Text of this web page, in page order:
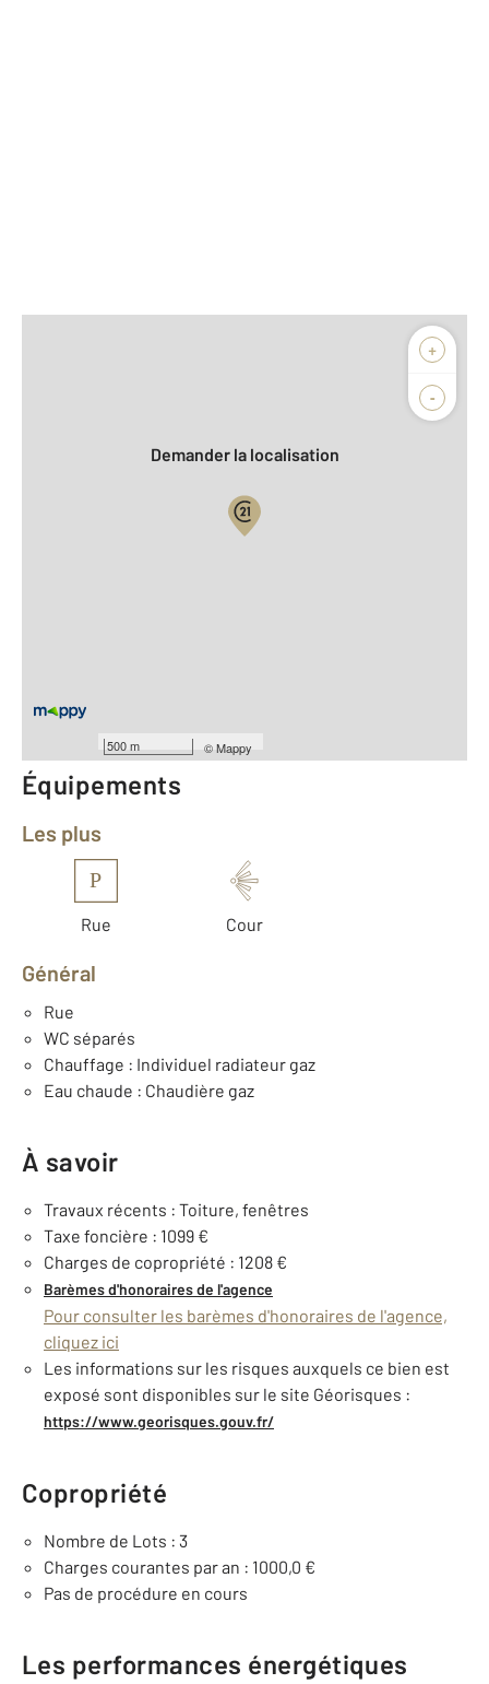
+
-
500 m ©Mappy
Biens vendus
Demander la localisation
Année construction : 1940
Équipements
Les plus
P
Rue Cour
Général
Rue
WC séparés
Chauffage : Individuel radiateur gaz
Eau chaude : Chaudière gaz
À savoir
Travaux récents : Toiture, fenêtres
Taxe foncière : 1099 €
Charges de copropriété : 1208 €
Barèmes d'honoraires de l'agence
Pour consulter les barèmes d'honoraires de l'agence,
cliquez ici
Les informations sur les risques auxquels ce bien est
exposé sont disponibles sur le site Géorisques :
https://www.georisques.gouv.fr/
Copropriété
Nombre de Lots : 3
Charges courantes par an : 1000,0 €
Pas de procédure en cours
Les performances énergétiques